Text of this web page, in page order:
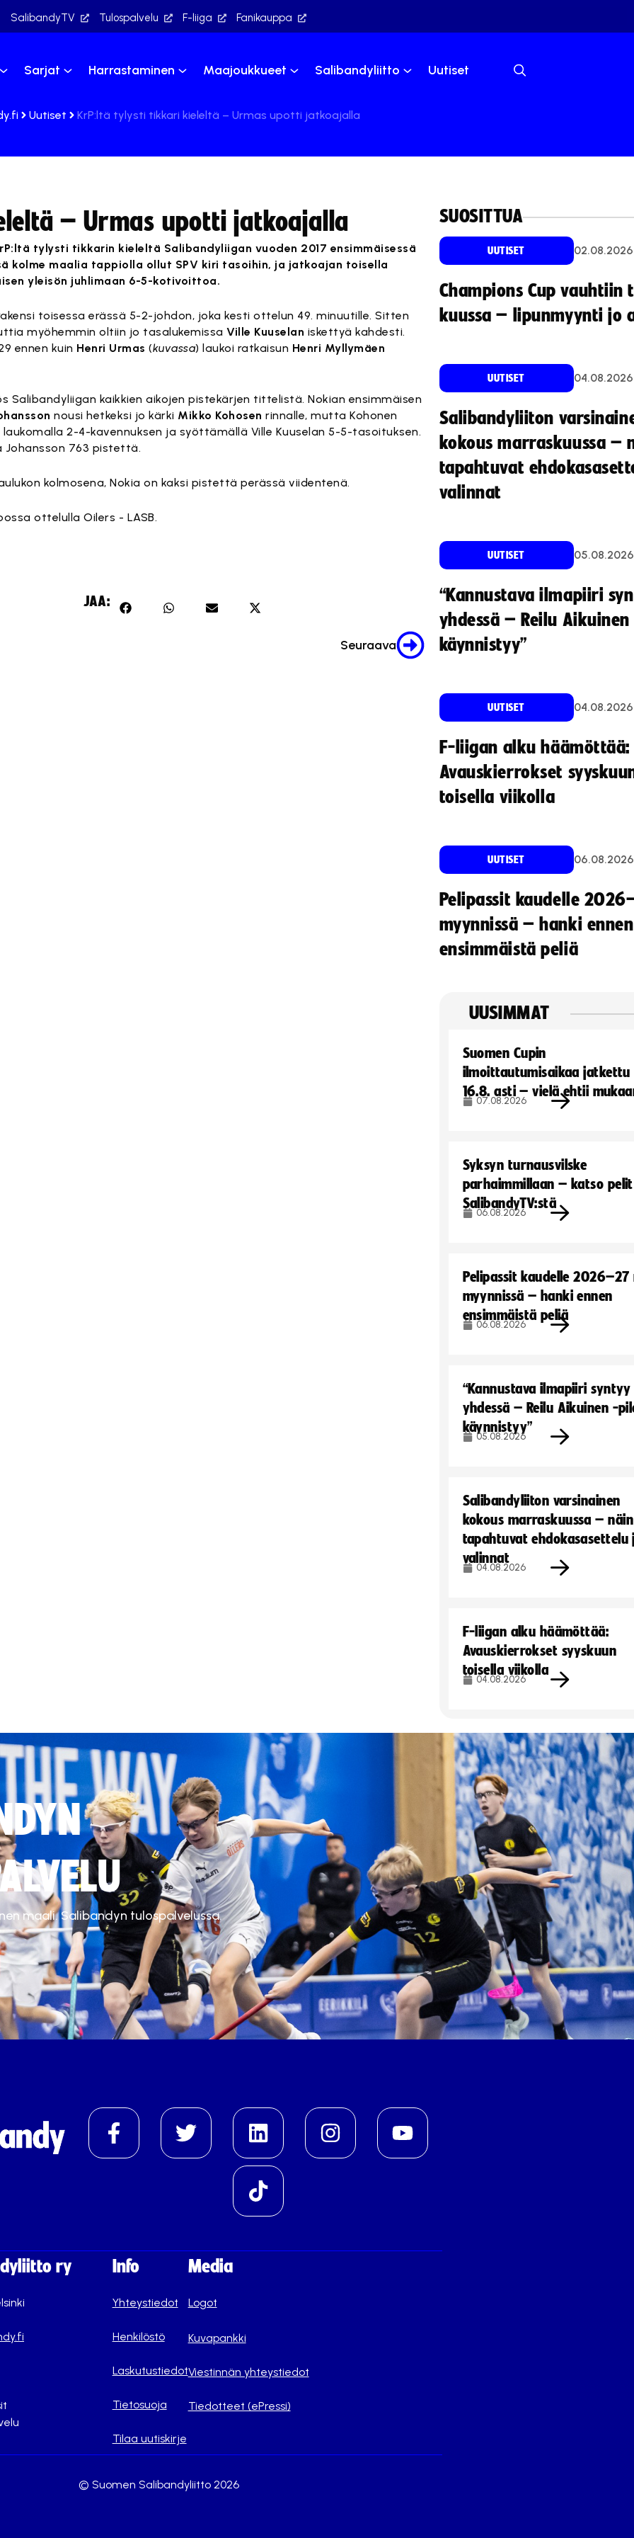
SalibandyTV Tulospalvelu F-liiga Fanikauppa
Sarjat Harrastaminen Maajoukkueet Salibandyliitto Uutiset
Uutiset KrP:ltä tylysti tikkari kieleltä – Urmas upotti jatkoajalla
– Urmas upotti jatkoajalla
tylysti tikkarin kieleltä Salibandyliigan vuoden 2017 ensimmäisessä
kolme maalia tappiolla ollut SPV kiri tasoihin, ja jatkoajan toisella
yleisön juhlimaan 6-5-kotivoittoa.
toisessa erässä 5-2-johdon, joka kesti ottelun 49. minuutille. Sitten
myöhemmin oltiin jo tasalukemissaVille Kuuselan iskettyä kahdesti.
ennen kuin Henri Urmas (kuvassa) laukoi ratkaisun Henri Myllymäen
Salibandyliigan kaikkien aikojen pistekärjen tittelistä. Nokian ensimmäisen
nousi hetkeksi jo kärki Mikko Kohosen rinnalle, mutta Kohonen
2-4-kavennuksen ja syöttämällä Ville Kuuselan 5-5-tasoituksen.
Johansson 763 pistettä.
kolmosena, Nokia on kaksi pistettä perässä viidentenä.
ottelulla Oilers - LASB.
JAA:
Seuraava
SUOSITTUA
UUTISET 02.08.2026
Champions Cup vauhtiin
kuussa – lipunmyynti jo
UUTISET 04.08.2026
Salibandyliiton
kokous marraskuussa –
tapahtuvat
valinnat
UUTISET 05.08.2026
“Kannustava ilmapiiri
yhdessä – Reilu
käynnistyy”
UUTISET 04.08.2026
F-liigan alku häämöttää:
Avauskierrokset
toisella viikolla
UUTISET 06.08.2026
Pelipassit kaudelle
myynnissä – hanki ennen
ensimmäistä peliä
UUSIMMAT
Suomen Cupin
ilmoittautumisaikaa jatkettu
16.8. asti – vielä ehtii
07.08.2026
Syksyn turnausvilske
parhaimmillaan – katso pelit
SalibandyTV:stä
06.08.2026
Pelipassit kaudelle
myynnissä – hanki ennen
ensimmäistä peliä
06.08.2026
“Kannustava ilmapiiri syntyy
yhdessä – Reilu Aikuinen -
käynnistyy”
05.08.2026
Salibandyliiton varsinainen
kokous marraskuussa – näin
tapahtuvat ehdokasasettelu
valinnat
04.08.2026
F-liigan alku häämöttää:
Avauskierrokset syyskuun
toisella viikolla
04.08.2026
maali. Salibandyn tulospalvelussa.
ry Info
Yhteystiedot
Henkilöstö
Laskutustiedot
Tietosuoja
Tilaa uutiskirje
Media
Logot
Kuvapankki
Viestinnän yhteystiedot
Tiedotteet (ePressi)
© Suomen Salibandyliitto 2026